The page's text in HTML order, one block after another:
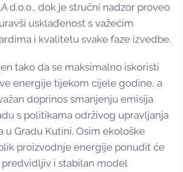
d.o.o., dok je stručni nadzor proveo
usklađenost s važećim
i kvalitetu svake faze izvedbe.
tako da se maksimalno iskoristi
energije tijekom cijele godine, a
doprinos smanjenju emisija
s politikama održivog upravljanja
u Gradu Kutini. Osim ekološke
proizvodnje energije ponudit će
i stabilan model